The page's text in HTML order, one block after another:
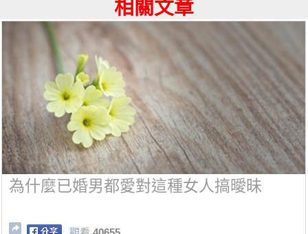
相關文章
為什麼已婚男都愛對這種女人搞曖昧